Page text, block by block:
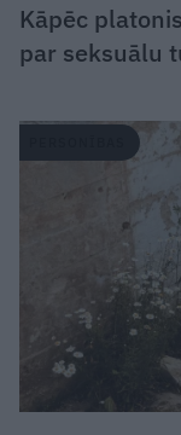
Kāpēc
par seksuālu